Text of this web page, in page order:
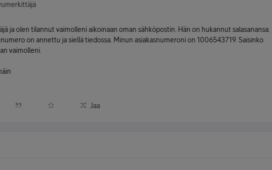
ja olen tilannut vaimolleni aikoinaan oman sähköpostin. Hän on hukannut salasanansa.
on annettu ja siellä tiedossa. Minun asiakasnumeroni on 1006543719. Saisinko
vaimolleni.
Jaa